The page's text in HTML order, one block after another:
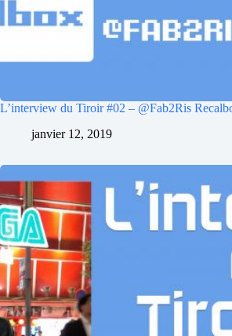
L’interview du Tiroir #02 – @Fab2Ris
janvier 12, 2019